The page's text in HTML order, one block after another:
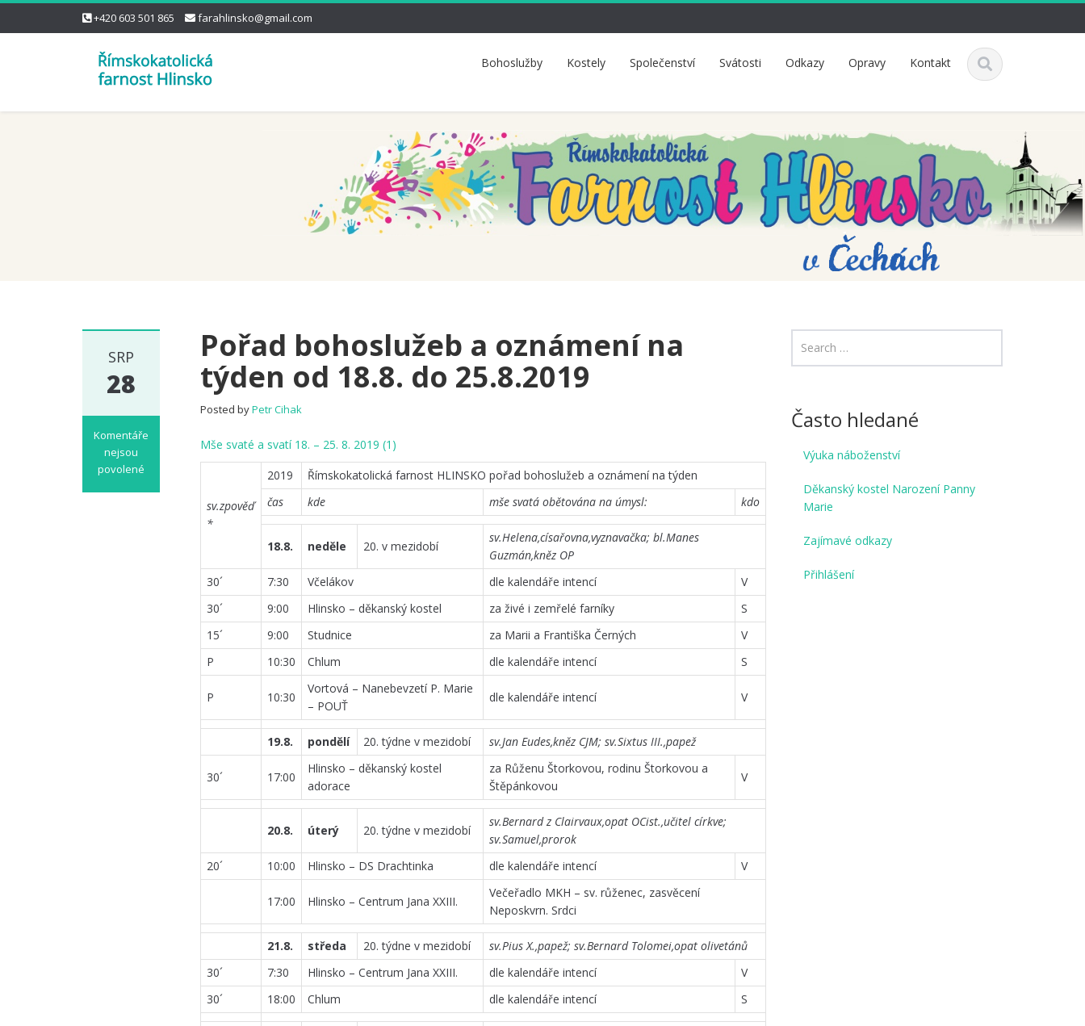
+420 603 501 865 farahlinsko@gmail.com
Bohoslužby Kostely Společenství Svátosti Odkazy Opravy Kontakt
SRP
28
Komentáře
nejsou
povolené
Pořad bohoslužeb a oznámení na
týden od 18.8. do 25.8.2019
Posted byPetr Cihak
Mše svaté a svatí 18. – 25. 8. 2019 (1)
sv.zpověď
*
2019
Římskokatolická farnost HLINSKO pořad bohoslužeb a oznámení na týden
čas
kde mše svatá obětována na úmysl: kdo
18.8. neděle 20. v mezidobí
sv.Helena,císařovna,vyznavačka; bl.Manes
Guzmán,kněz OP
30´
7:30 Včelákov dle kalendáře intencí
V
30´
9:00 Hlinsko – děkanský kostel za živé i zemřelé farníky
S
15´
9:00 Studnice za Marii a Františka Černých
V
P
10:30 Chlum dle kalendáře intencí S
P 10:30
Vortová – Nanebevzetí P. Marie
– POUŤ
dle kalendáře intencí V
19.8. pondělí 20. týdne v mezidobí sv.Jan Eudes,kněz CJM; sv.Sixtus III.,papež
30´ 17:00
Hlinsko – děkanský kostel
adorace
za Růženu Štorkovou, rodinu Štorkovou a
Štěpánkovou
V
20.8. úterý 20. týdne v mezidobí
sv.Bernard z Clairvaux,opat OCist.,učitel církve;
sv.Samuel,prorok
20´
10:00 Hlinsko – DS Drachtinka dle kalendáře intencí V
17:00 Hlinsko – Centrum Jana XXIII.
Večeřadlo MKH – sv. růženec, zasvěcení
Neposkvrn. Srdci
21.8. středa 20. týdne v mezidobí
sv.Pius X.,papež; sv.Bernard Tolomei,opat olivetánů
30´
7:30 Hlinsko – Centrum Jana XXIII. dle kalendáře intencí
V
30´
18:00 Chlum dle kalendáře intencí S
Často hledané
Výuka náboženství
Děkanský kostel Narození Panny
Marie
Zajímavé odkazy
Přihlášení